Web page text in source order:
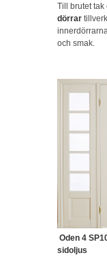
Till brutet
dörrar
och smak.
Oden 4
sidoljus